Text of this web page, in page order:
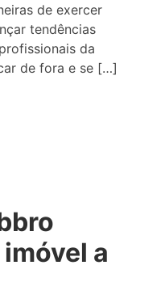
de exercer
tendências
da
de fora e se […]
a